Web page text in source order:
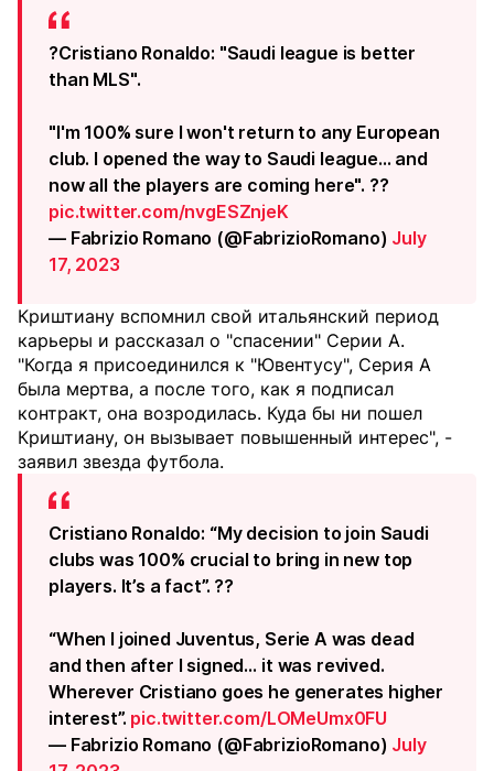
?Cristiano Ronaldo: "Saudi league is better
than MLS".
"I'm 100% sure I won't return to any European
club. I opened the way to Saudi league... and
now all the players are coming here". ??
pic.twitter.com/nvgESZnjeK
— Fabrizio Romano (@FabrizioRomano) July
17, 2023
Криштиану вспомнил свой итальянский период
карьеры и рассказал о "спасении" Серии А.
"Когда я присоединился к "Ювентусу", Серия А
была мертва, а после того, как я подписал
контракт, она возродилась. Куда бы ни пошел
Криштиану, он вызывает повышенный интерес", -
заявил звезда футбола.
Cristiano Ronaldo: “My decision to join Saudi
clubs was 100% crucial to bring in new top
players. It’s a fact”. ??
“When I joined Juventus, Serie A was dead
and then after I signed… it was revived.
Wherever Cristiano goes he generates higher
interest”. pic.twitter.com/LOMeUmx0FU
— Fabrizio Romano (@FabrizioRomano) July